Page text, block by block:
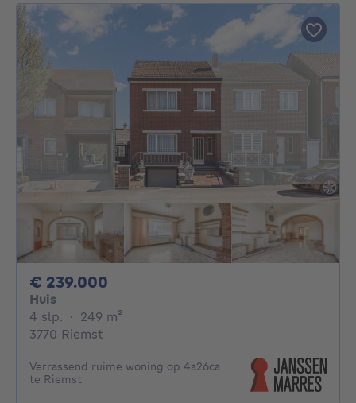
€ 239.000
Huis
4 slp. 4 slaapkamers
· 249 m²
3770 Riemst
Verrassend ruime woning op 4a26ca
te Riemst